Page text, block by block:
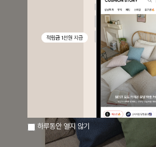
하루동안 열지 않기